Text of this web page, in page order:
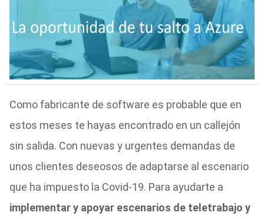
Como fabricante de software es probable que en
estos meses te hayas encontrado en un callejón
sin salida. Con nuevas y urgentes demandas de
unos clientes deseosos de adaptarse al escenario
que ha impuesto la Covid-19. Para ayudarte a
implementar y apoyar escenarios de teletrabajo y